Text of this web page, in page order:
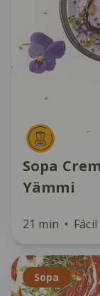
Sopa
Yämmi
21 min Fácil
Sopa